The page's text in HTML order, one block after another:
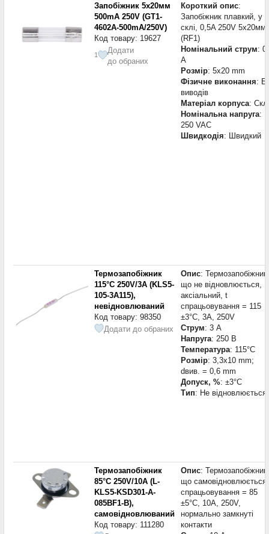
Запобіжник 5х20мм
500mA 250V (GT1-
4602A-500mA/250V)
Код товару: 19627
1
Додати
до обраних
Короткий опис:
Запобіжник плавкий, у
склі, 0,5A 250V 5х20мм
(RF1)
Номінальний струм:
А
Розмір: 5x20 mm
Фізичне виконання:
виводів
Матеріал корпуса:
Номінальна напруга:
250 VAC
Швидкодія: Швидкий
Термозапобіжник
115°C 250V/3А (KLS5-
105-3A115),
невідновлюваний
Код товару: 98350
Додати до обраних
Опис: Термозапобіжник,
що не відновлюється,
аксіальний, t
спрацьовування = 115
±3°C, 3A, 250V
Струм: 3 А
Напруга: 250 В
Температура: 115°С
Розмір: 3,3x10 mm;
dвив. = 0,6 mm
Допуск, %: ±3°С
Тип: Не відновлюється
Термозапобіжник
85°C 250V/10А (L-
KLS5-KSD301-A-
085BF1-B),
самовідновлюваний
Код товару: 111280
Опис: Термозапобіжник,
що
спрацьовування = 85
±5°C, 10A, 250V,
нормально замкнуті
контакти